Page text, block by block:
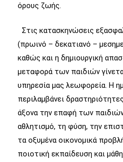
όρους ζωής.
Στις κατασκηνώσεις
(πρωινό – δεκατιανό –
καθώς και η δημιουργική
μεταφορά των παιδιών
υπηρεσία μας λεωφορεία. Η
περιλαμβάνει
άξονα την επαφή των
αθλητισμό, τη φύση, την
τα οξυμένα οικονομικά
ποιοτική εκπαίδευση και